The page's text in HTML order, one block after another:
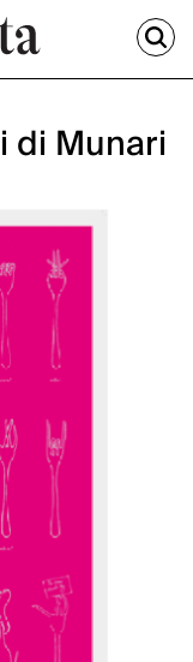
di Munari